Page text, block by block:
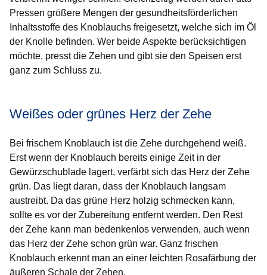
Pressen größere Mengen der gesundheitsförderlichen
Inhaltsstoffe des Knoblauchs freigesetzt, welche sich im Öl
der Knolle befinden. Wer beide Aspekte berücksichtigen
möchte, presst die Zehen und gibt sie den Speisen erst
ganz zum Schluss zu.
Weißes oder grünes Herz der Zehe
Bei frischem Knoblauch ist die Zehe durchgehend weiß.
Erst wenn der Knoblauch bereits einige Zeit in der
Gewürzschublade lagert, verfärbt sich das Herz der Zehe
grün. Das liegt daran, dass der Knoblauch langsam
austreibt. Da das grüne Herz holzig schmecken kann,
sollte es vor der Zubereitung entfernt werden. Den Rest
der Zehe kann man bedenkenlos verwenden, auch wenn
das Herz der Zehe schon grün war. Ganz frischen
Knoblauch erkennt man an einer leichten Rosafärbung der
äußeren Schale der Zehen.